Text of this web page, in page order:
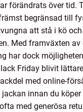
förändrats över tid.
begränsad till
att stå i kö
Med framväxten av
har dock
Friday blivit
med online-
innan du köper
med generösa